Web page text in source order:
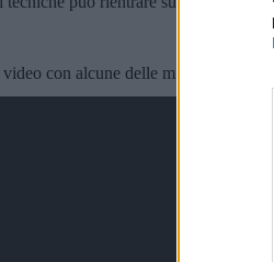
con alcune delle migliori giocate